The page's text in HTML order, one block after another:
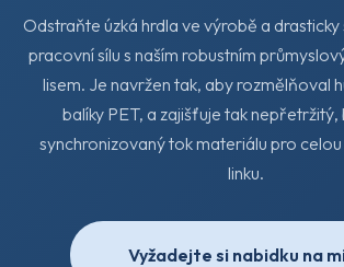
Odstraňte úzká hrdla ve výrobě a drasticky
pracovní sílu s naším robustním
lisem. Je navržen tak, aby rozmělňoval
balíky PET, a zajišťuje tak nepřetržitý,
synchronizovaný tok materiálu pro
linku.
Vyžadejte si nabidku na